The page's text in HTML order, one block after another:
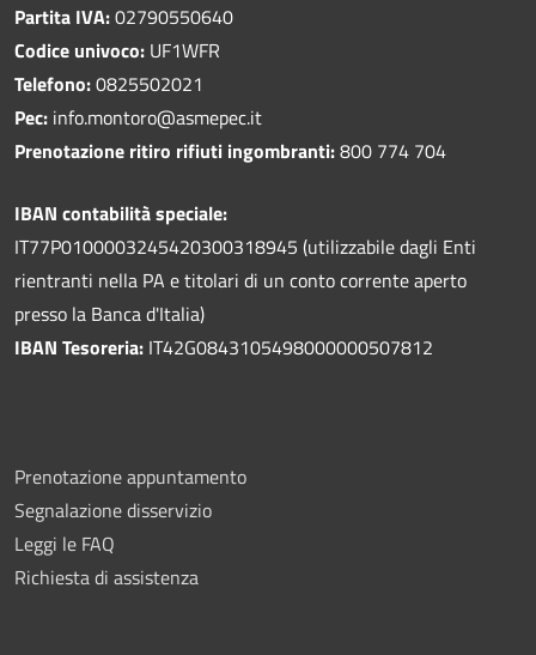
Partita IVA:02790550640
Codice univoco: UF1WFR
Telefono:0825502021
Pec: info.montoro@asmepec.it
Prenotazione ritiro rifiuti ingombranti:800 774 704
IBAN contabilità speciale:
IT77P0100003245420300318945 (utilizzabile dagli Enti
rientranti nella PA e titolari di un conto corrente aperto
presso la Banca d'Italia)
IBAN Tesoreria: IT42G0843105498000000507812
Prenotazione appuntamento
Segnalazione disservizio
Leggi le FAQ
Richiesta di assistenza